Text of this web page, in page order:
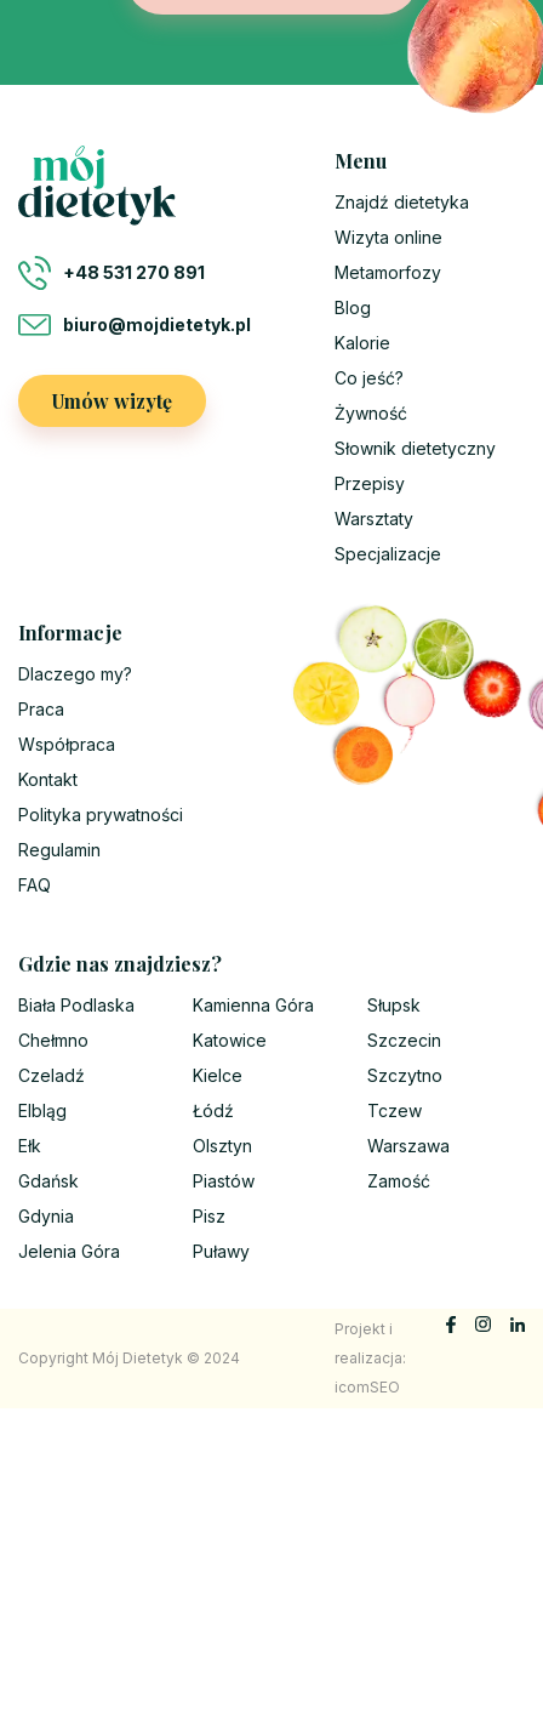
+48 531 270 891
biuro@mojdietetyk.pl
Umów wizytę
Menu
Znajdź dietetyka
Wizyta online
Metamorfozy
Blog
Kalorie
Co jeść?
Żywność
Słownik dietetyczny
Przepisy
Warsztaty
Specjalizacje
Informacje
Dlaczego my?
Praca
Współpraca
Kontakt
Polityka prywatności
Regulamin
FAQ
Gdzie nas znajdziesz?
Biała Podlaska
Chełmno
Czeladź
Elbląg
Ełk
Gdańsk
Gdynia
Jelenia Góra
Kamienna Góra
Katowice
Kielce
Łódź
Olsztyn
Piastów
Pisz
Puławy
Słupsk
Szczecin
Szczytno
Tczew
Warszawa
Zamość
Copyright Mój Dietetyk © 2024
Projekt i
realizacja:
icomSEO